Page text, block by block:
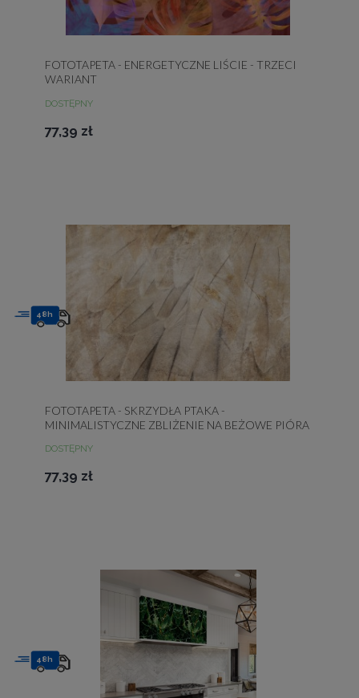
FOTOTAPETA - ENERGETYCZNE LIŚCIE - TRZECI
WARIANT
DOSTĘPNY
77,39 zł
FOTOTAPETA - SKRZYDŁA PTAKA -
MINIMALISTYCZNE ZBLIŻENIE NA BEŻOWE PIÓRA
DOSTĘPNY
77,39 zł
48h
48h